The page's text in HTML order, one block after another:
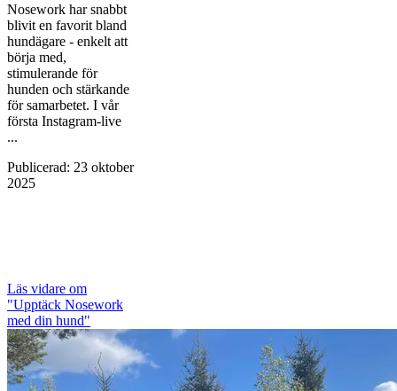
Nosework har snabbt
blivit en favorit bland
hundägare - enkelt att
börja med,
stimulerande för
hunden och stärkande
för samarbetet. I vår
första Instagram-live
...
Publicerad: 23 oktober
2025
Läs vidare om
"Upptäck Nosework
med din hund"